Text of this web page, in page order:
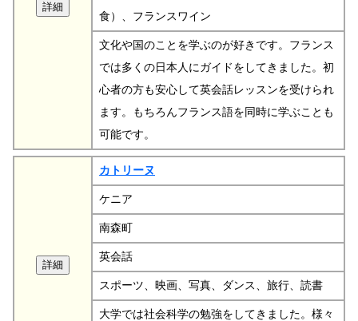
食）、フランスワイン
文化や国のことを学ぶのが好きです。フランス
では多くの日本人にガイドをしてきました。初
心者の方も安心して英会話レッスンを受けられ
ます。もちろんフランス語を同時に学ぶことも
可能です。
カトリーヌ
ケニア
南森町
英会話
スポーツ、映画、写真、ダンス、旅行、読書
大学では社会科学の勉強をしてきました。様々